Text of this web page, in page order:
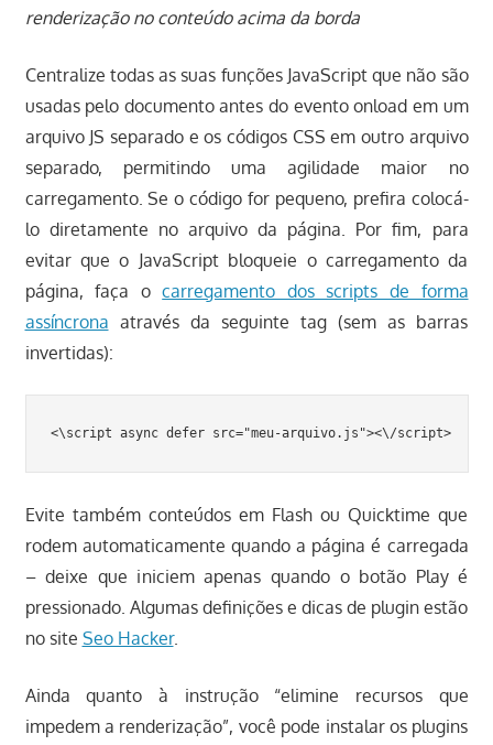
renderização no conteúdo acima da borda
Centralize todas as suas funções JavaScript que não são
usadas pelo documento antes do evento onload em um
arquivo JS separado e os códigos CSS em outro arquivo
separado, permitindo uma agilidade maior no
carregamento. Se o código for pequeno, prefira colocá-
lo diretamente no arquivo da página. Por fim, para
evitar que o JavaScript bloqueie o carregamento da
página, faça ocarregamento dos scripts de forma
assíncrona através da seguinte tag (sem as barras
invertidas):
Evite também conteúdos em Flash ou Quicktime que
rodem automaticamente quando a página é carregada
– deixe que iniciem apenas quando o botão Play é
pressionado. Algumas definições e dicas de plugin estão
no site Seo Hacker.
Ainda quanto à instrução “elimine recursos que
impedem a renderização”, você pode instalar os plugins